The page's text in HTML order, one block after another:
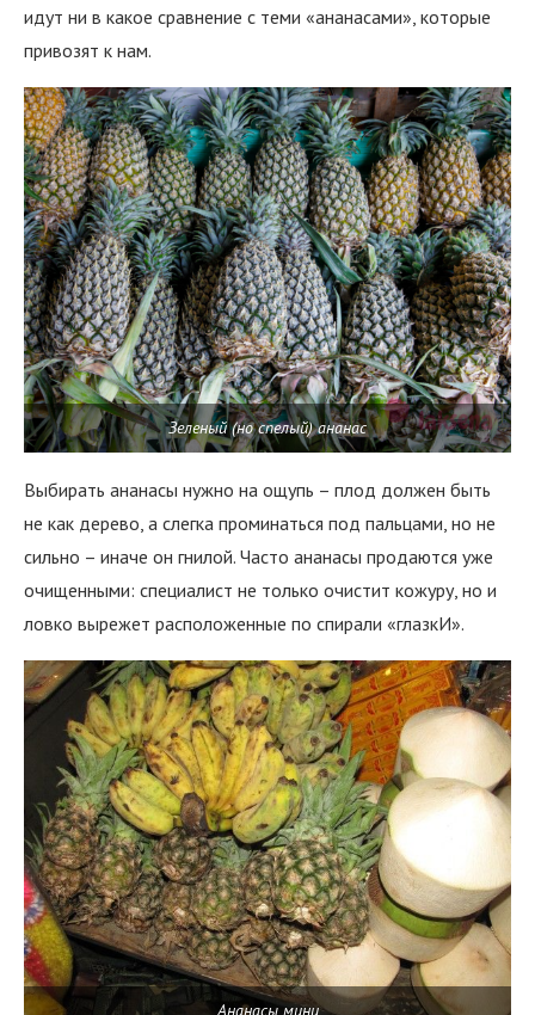
идут ни в какое сравнение с теми «ананасами», которые
привозят к нам.
Зеленый (но спелый) ананас
Выбирать ананасы нужно на ощупь – плод должен быть
не как дерево, а слегка проминаться под пальцами, но не
сильно – иначе он гнилой. Часто ананасы продаются уже
очищенными: специалист не только очистит кожуру, но и
ловко вырежет расположенные по спирали «глазкИ».
Ананасы мини